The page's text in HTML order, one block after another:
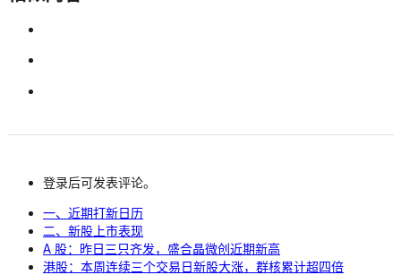
登录后可发表评论。
一、近期打新日历
二、新股上市表现
A 股：昨日三只齐发，盛合晶微创近期新高
港股：本周连续三个交易日新股大涨，群核累计超四倍